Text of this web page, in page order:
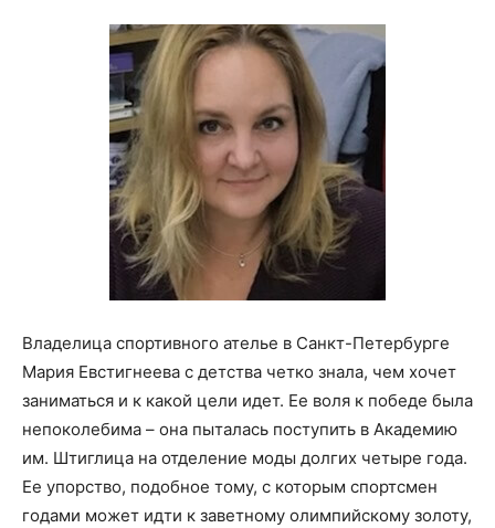
Владелица спортивного ателье в Санкт-Петербурге
Мария Евстигнеева с детства четко знала, чем хочет
заниматься и к какой цели идет. Ее воля к победе была
непоколебима – она пыталась поступить в Академию
им. Штиглица на отделение моды долгих четыре года.
Ее упорство, подобное тому, с которым спортсмен
годами может идти к заветному олимпийскому золоту,